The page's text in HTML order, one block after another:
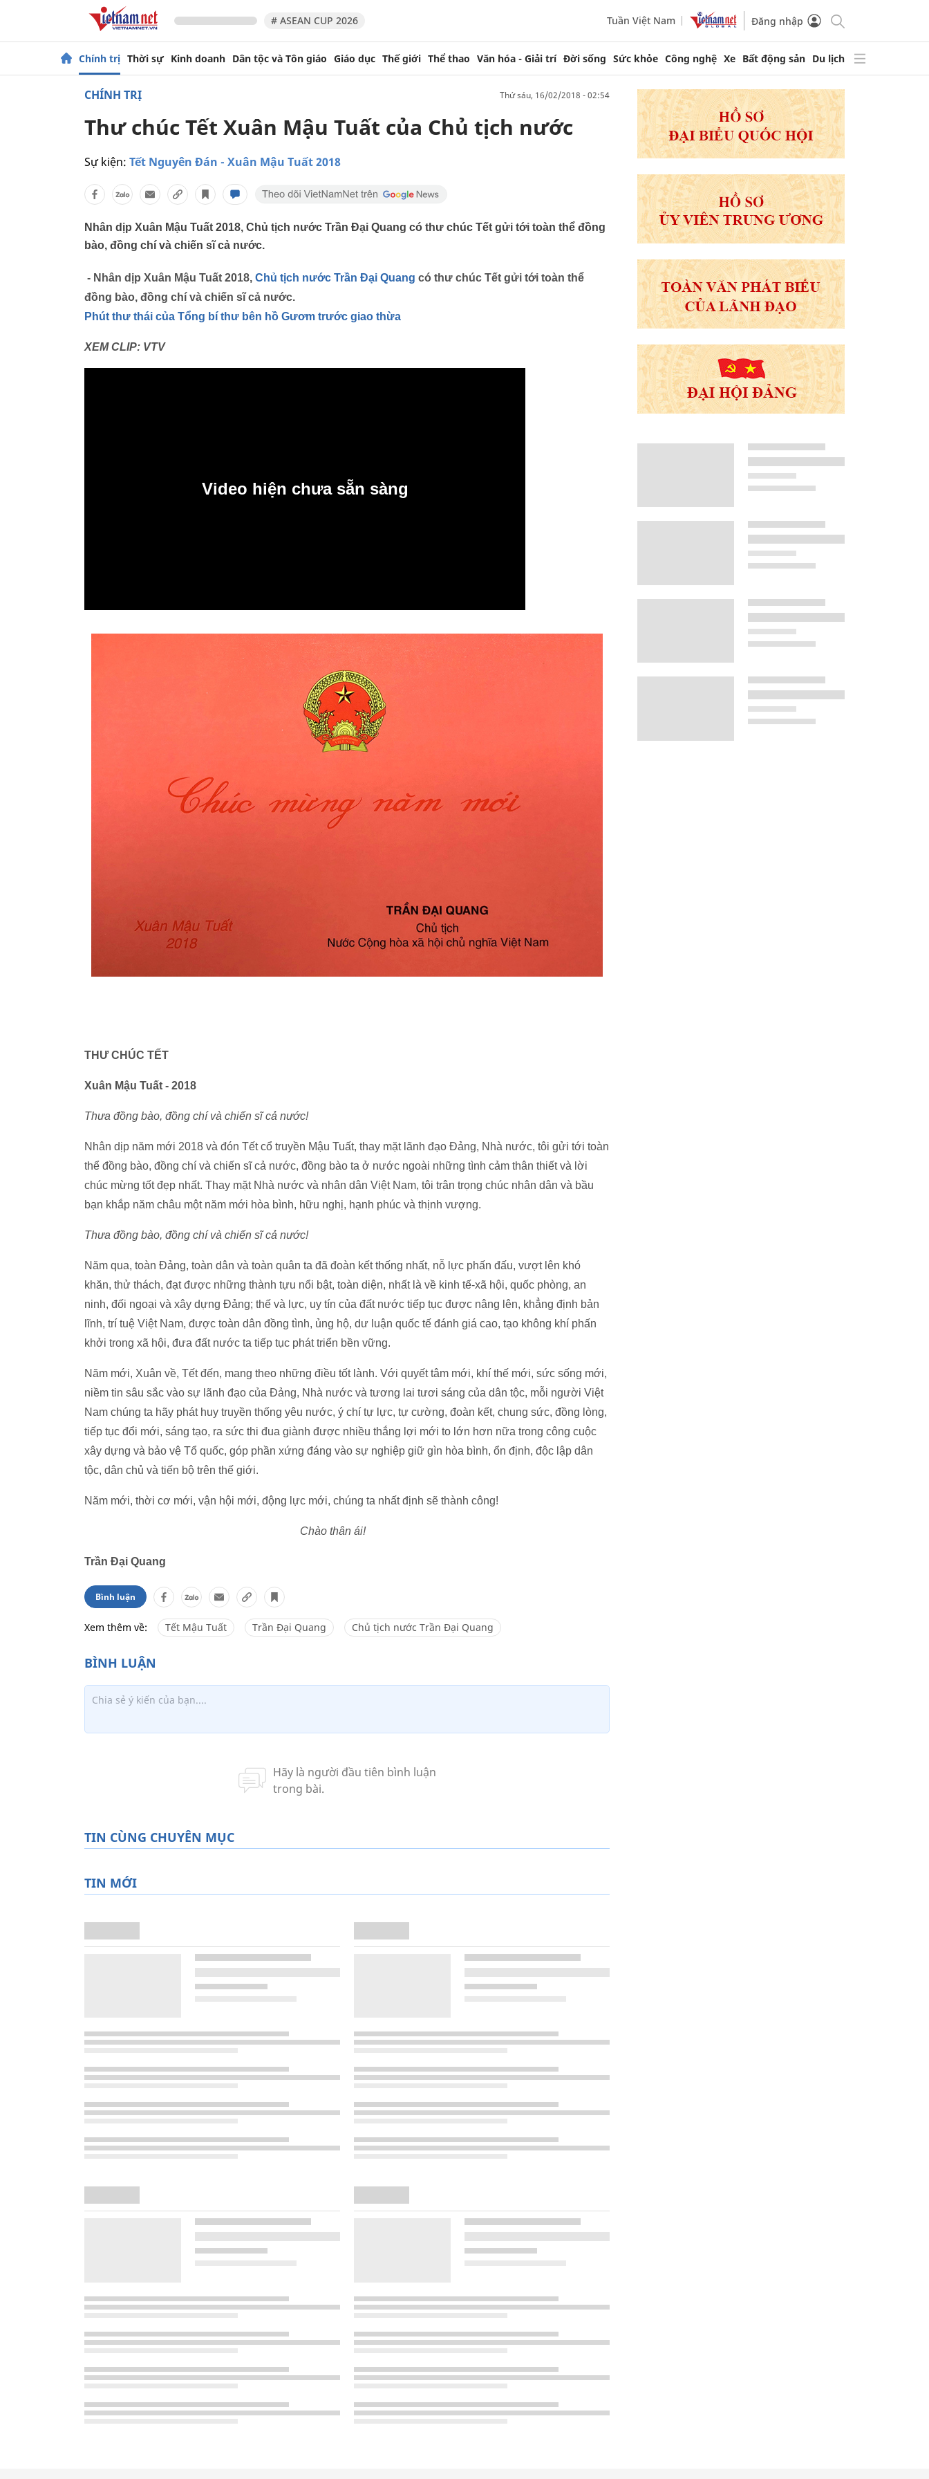
# ASEAN CUP 2026 Tuần Việt Nam Đăng nhập
Chính trị Thời sự Kinh doanh Dân tộc và Tôn giáo Giáo dục Thế giới Thể thao Văn hóa - Giải trí Đời sống Sức khỏe Công nghệ Xe Bất động sản Du lịch
CHÍNH TRỊ thứ sáu, 16/02/2018 - 02:54
Thư chúc Tết Xuân Mậu Tuất của Chủ tịch nước
Sự kiện: Tết Nguyên Đán - Xuân Mậu Tuất 2018
Nhân dịp Xuân Mậu Tuất 2018, Chủ tịch nước Trần Đại Quang có thư chúc Tết gửi tới toàn thể đồng
bào, đồng chí và chiến sĩ cả nước.
- Nhân dịp Xuân Mậu Tuất 2018, Chủ tịch nước Trần Đại Quang có thư chúc Tết gửi tới toàn thể
đồng bào, đồng chí và chiến sĩ cả nước.
Phút thư thái của Tổng bí thư bên hồ Gươm trước giao thừa
XEM CLIP: VTV
THƯ CHÚC TẾT
Xuân Mậu Tuất - 2018
Thưa đồng bào, đồng chí và chiến sĩ cả nước!
Nhân dịp năm mới 2018 và đón Tết cổ truyền Mậu Tuất, thay mặt lãnh đạo Đảng, Nhà nước, tôi gửi tới toàn
thể đồng bào, đồng chí và chiến sĩ cả nước, đồng bào ta ở nước ngoài những tình cảm thân thiết và lời
chúc mừng tốt đẹp nhất. Thay mặt Nhà nước và nhân dân Việt Nam, tôi trân trọng chúc nhân dân và bầu
bạn khắp năm châu một năm mới hòa bình, hữu nghị, hạnh phúc và thịnh vượng.
Thưa đồng bào, đồng chí và chiến sĩ cả nước!
Năm qua, toàn Đảng, toàn dân và toàn quân ta đã đoàn kết thống nhất, nỗ lực phấn đấu, vượt lên khó
khăn, thử thách, đạt được những thành tựu nổi bật, toàn diện, nhất là về kinh tế-xã hội, quốc phòng, an
ninh, đối ngoại và xây dựng Đảng; thế và lực, uy tín của đất nước tiếp tục được nâng lên, khẳng định bản
lĩnh, trí tuệ Việt Nam, được toàn dân đồng tình, ủng hộ, dư luận quốc tế đánh giá cao, tạo không khí phấn
khởi trong xã hội, đưa đất nước ta tiếp tục phát triển bền vững.
Năm mới, Xuân về, Tết đến, mang theo những điều tốt lành. Với quyết tâm mới, khí thế mới, sức sống mới,
niềm tin sâu sắc vào sự lãnh đạo của Đảng, Nhà nước và tương lai tươi sáng của dân tộc, mỗi người Việt
Nam chúng ta hãy phát huy truyền thống yêu nước, ý chí tự lực, tự cường, đoàn kết, chung sức, đồng lòng,
tiếp tục đổi mới, sáng tạo, ra sức thi đua giành được nhiều thắng lợi mới to lớn hơn nữa trong công cuộc
xây dựng và bảo vệ Tổ quốc, góp phần xứng đáng vào sự nghiệp giữ gìn hòa bình, ổn định, độc lập dân
tộc, dân chủ và tiến bộ trên thế giới.
Năm mới, thời cơ mới, vận hội mới, động lực mới, chúng ta nhất định sẽ thành công!
Chào thân ái!
Trần Đại Quang
Bình luận
Xem thêm về: Tết Mậu Tuất Trần Đại Quang Chủ tịch nước Trần Đại Quang
TIN CÙNG CHUYÊN MỤC
TIN MỚI